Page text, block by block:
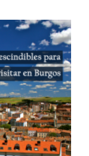
la Ruta del